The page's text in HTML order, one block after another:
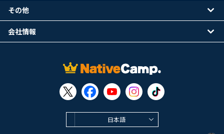
日本語
その他
会社情報